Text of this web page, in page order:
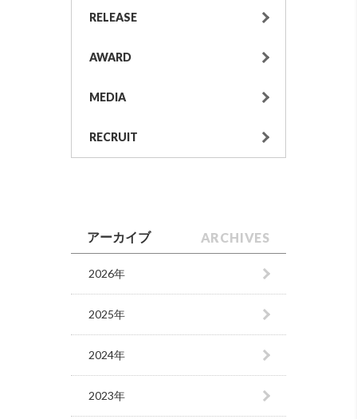
RELEASE
AWARD
MEDIA
RECRUIT
アーカイブ ARCHIVES
2026年
2025年
2024年
2023年